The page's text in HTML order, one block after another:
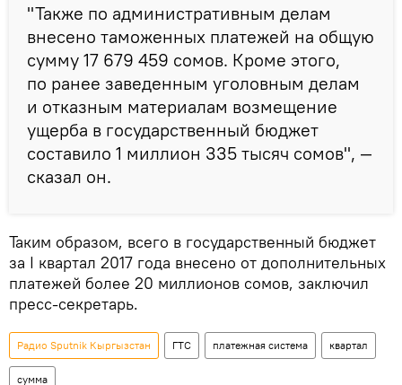
"Также по административным делам
внесено таможенных платежей на общую
сумму 17 679 459 сомов. Кроме этого,
по ранее заведенным уголовным делам
и отказным материалам возмещение
ущерба в государственный бюджет
составило 1 миллион 335 тысяч сомов", —
сказал он.
Таким образом, всего в государственный бюджет
за I квартал 2017 года внесено от дополнительных
платежей более 20 миллионов сомов, заключил
пресс-секретарь.
Радио Sputnik Кыргызстан ГТС платежная система квартал
сумма